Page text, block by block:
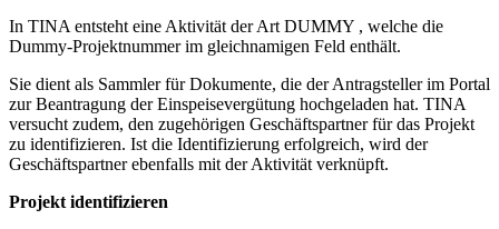
In TINA entsteht eine Aktivität der Art DUMMY , welche die
Dummy-Projektnummer im gleichnamigen Feld enthält.
Sie dient als Sammler für Dokumente, die der Antragsteller im Portal
zur Beantragung der Einspeisevergütung hochgeladen hat. TINA
versucht zudem, den zugehörigen Geschäftspartner für das Projekt
zu identifizieren. Ist die Identifizierung erfolgreich, wird der
Geschäftspartner ebenfalls mit der Aktivität verknüpft.
Projekt identifizieren